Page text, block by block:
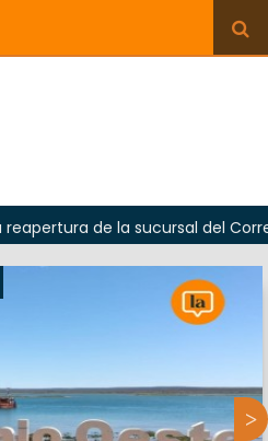
la sucursal del Correo